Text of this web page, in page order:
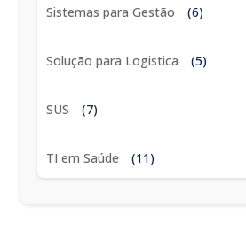
Sistemas para Gestão (6)
Solução para Logistica (5)
SUS (7)
TI em Saúde (11)